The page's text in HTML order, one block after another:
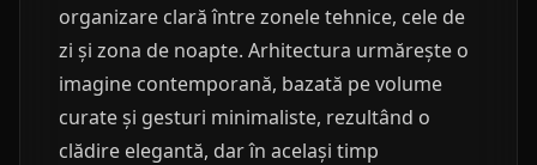
organizare clară între zonele tehnice, cele de
zi și zona de noapte. Arhitectura urmărește o
imagine contemporană, bazată pe volume
curate și gesturi minimaliste, rezultând o
clădire elegantă, dar în același timp